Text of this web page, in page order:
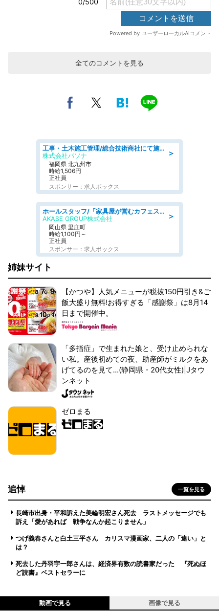
全てのコメントを見る
＞
工事・土木施工管理/総合技術商社にて施工管理のお仕事/即日勤務可/車通勤可/工事・土木施工管理/生産・品質管理
株式会社パソナ
福岡県 北九州市
時給1,506円
正社員
スポンサー：求人ボックス
＞
ホールスタッフ/「家具屋が営むカフェスタッフ!」週2日～OK!嬉しいまかない付き/岡山県/浅口郡里庄町
AKASE GROUP株式会社
岡山県 里庄町
時給1,100円～
正社員
スポンサー：求人ボックス
姉妹サイト
【かつや】人気メニューが税抜150円引き&ご
飯大盛り無料!お得すぎる「感謝祭」は8月14
日まで開催中。
「多指症」で生まれた娘と、受け止められな
い私。産後初めての夜、助産師がミルクをあ
げてるのを見て...(静岡県・20代女性)|Jタウ
ンネット
ゼロまる
追悼 一覧を見る
長崎市出身・平和訴えた美輪明宏さん死去 ラストメッセージでも
訴え「愛があれば 戦争なんか起こりません」
つげ義春さんと白土三平さん カリスマ漫画家、二人の「違い」と
は？
死去した丹羽宇一郎さんは、経済界有数の読書家だった 『死ぬほ
ど読書』ベストセラーに
動画で見る 画像で見る